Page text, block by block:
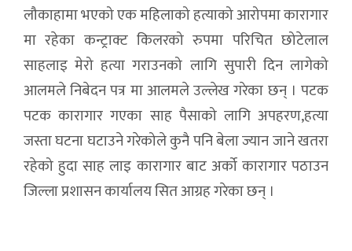
लौकाहामा भएको एक महिलाको हत्याको आरोपमा कारागार
मा रहेका कन्ट्राक्ट किलरको रुपमा परिचित छोटेलाल
साहलाइ मेरो हत्या गराउनको लागि सुपारी दिन लागेको
आलमले निबेदन पत्र मा आलमले उल्लेख गरेका छन् । पटक
पटक कारागार गएका साह पैसाको लागि अपहरण,हत्या
जस्ता घटना घटाउने गरेकोले कुनै पनि बेला ज्यान जाने खतरा
रहेको हुदा साह लाइ कारागार बाट अर्को कारागार पठाउन
जिल्ला प्रशासन कार्यालय सित आग्रह गरेका छन् ।